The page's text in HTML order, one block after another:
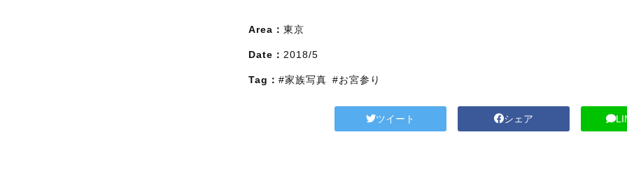
Area： 東京
Date： 2018/5
Tag： #家族写真 #お宮参り
ツイート シェア